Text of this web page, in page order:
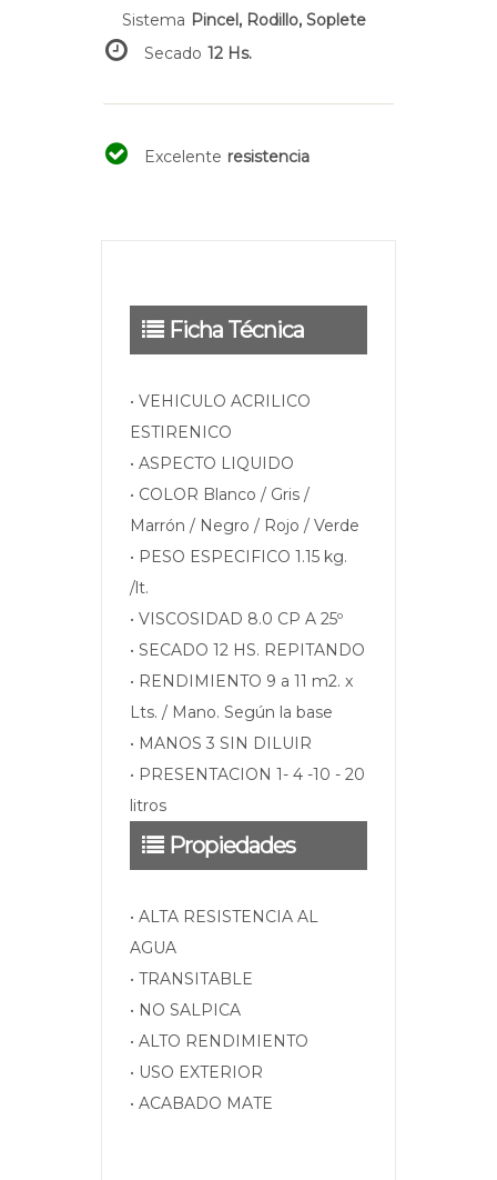
Sistema Pincel, Rodillo, Soplete
Secado 12 Hs.
Excelente resistencia
Ficha Técnica
• VEHICULO ACRILICO
ESTIRENICO
• ASPECTO LIQUIDO
• COLOR Blanco / Gris /
Marrón / Negro / Rojo / Verde
• PESO ESPECIFICO 1.15 kg.
/lt.
• VISCOSIDAD 8.0 CP A 25º
• SECADO 12 HS. REPITANDO
• RENDIMIENTO 9 a 11 m2. x
Lts. / Mano. Según la base
• MANOS 3 SIN DILUIR
• PRESENTACION 1- 4 -10 - 20
litros
Propiedades
• ALTA RESISTENCIA AL
AGUA
• TRANSITABLE
• NO SALPICA
• ALTO RENDIMIENTO
• USO EXTERIOR
• ACABADO MATE